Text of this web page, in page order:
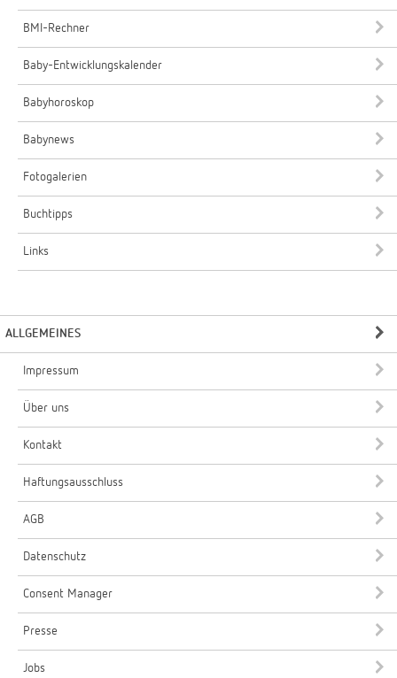
BMI-Rechner
Baby-Entwicklungskalender
Babyhoroskop
Babynews
Fotogalerien
Buchtipps
Links
ALLGEMEINES
Impressum
Über uns
Kontakt
Haftungsausschluss
AGB
Datenschutz
Consent Manager
Presse
Jobs